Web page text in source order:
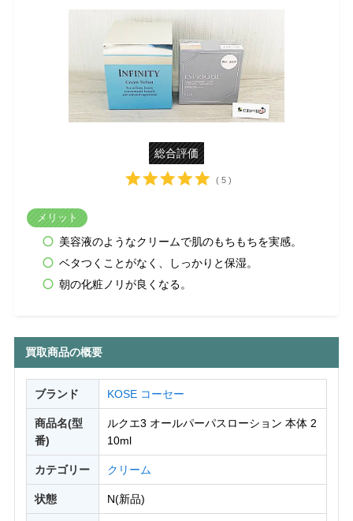
総合評価
( 5 )
メリット
美容液のようなクリームで肌のもちもちを実感。
ベタつくことがなく、しっかりと保湿。
朝の化粧ノリが良くなる。
買取商品の概要
ブランド KOSE コーセー
商品名(型
番)
ルクエ3 オールパーパスローション 本体 2
10ml
カテゴリー クリーム
状態 N(新品)